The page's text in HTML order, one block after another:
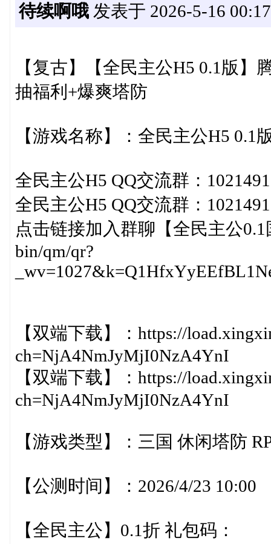
待续啊哦发表于 2026-5-16
【复古】【全民主公H5 0.1版】
抽福利+爆爽塔防
【游戏名称】：全民主公H5 0.1
全民主公H5 QQ交流群：
全民主公H5 QQ交流群：
点击链接加入群聊【全民主公
bin/qm/qr?
【双端下载】：https://
ch=NjA4NmJyMjI0NzA4YnI
【双端下载】：https://
ch=NjA4NmJyMjI0NzA4YnI
【游戏类型】：三国 休闲塔防
【公测时间】：2026/4/23 10:00
【全民主公】0.1折 礼包码：